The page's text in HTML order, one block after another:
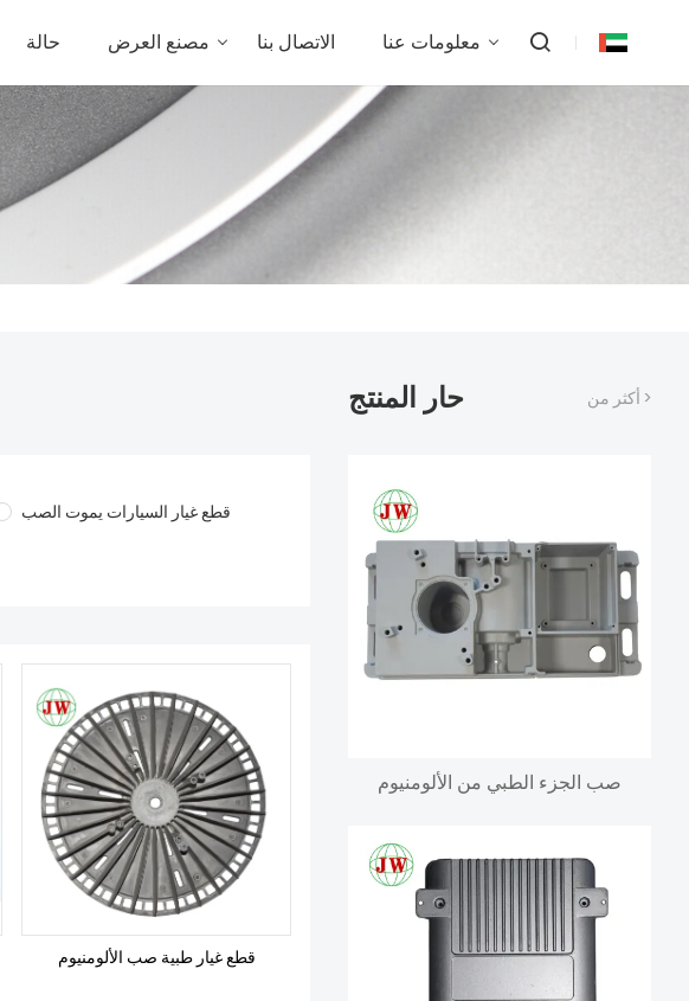
حالة مصنع العرض الاتصال بنا معلومات عنا
قطع غيار السيارات يموت الصب
قطع غيار طبية صب الألومنيوم
حار المنتج أكثر من >
صب الجزء الطبي من الألومنيوم